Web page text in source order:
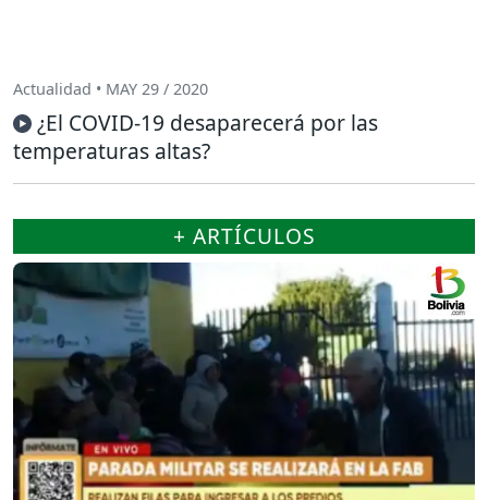
Actualidad • MAY 29 / 2020
¿El COVID-19 desaparecerá por las
temperaturas altas?
+ ARTÍCULOS